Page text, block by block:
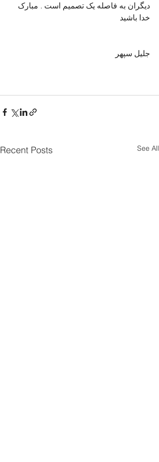
دیگران به فاصله یک تصمیم است . مبارک
خدا باشید
جلیل سپهر
Recent Posts See All